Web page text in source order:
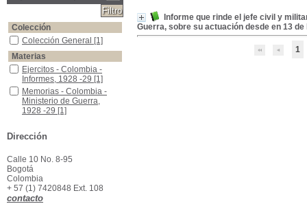
Informe que rinde el jefe civil y
Guerra, sobre su actuación desde en 13
1
Colección
Colección General
Colección General [1]
Materias
Ejercitos - Colombia - Informes, 1928 -29
Ejercitos - Colombia -
Informes, 1928 -29 [1]
Memorias - Colombia - Ministerio de Guerra, 1928 -29
Memorias - Colombia -
Ministerio de Guerra,
1928 -29 [1]
Dirección
Calle 10 No. 8-95
Bogotá
Colombia
+ 57 (1) 7420848 Ext. 108
contacto